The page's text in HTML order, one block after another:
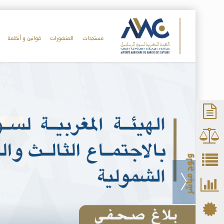
مستجدات المنشورات قوانين و أنظمة
ولوج مباشر